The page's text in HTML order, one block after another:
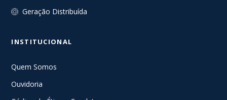
Geração Distribuída
INSTITUCIONAL
Quem Somos
Ouvidoria